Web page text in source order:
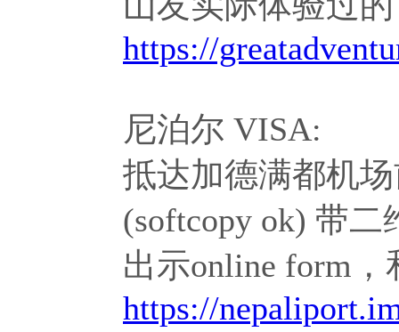
https://
尼泊尔 VISA:
抵达加德满都机
(softcopy ok) 带
出示online form
https://